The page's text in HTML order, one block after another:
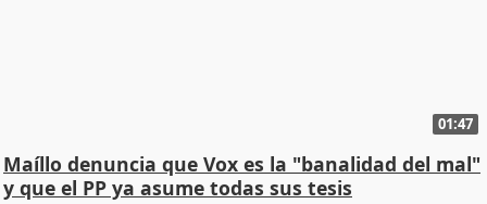
01:47
Maíllo denuncia que Vox es la "banalidad del mal"
y que el PP ya asume todas sus tesis